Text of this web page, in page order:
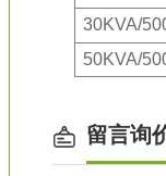
30KVA/
50KVA/
留言询